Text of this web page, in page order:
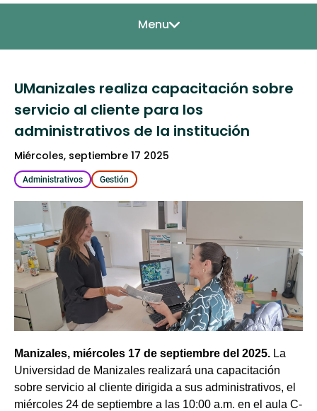
Menu
UManizales realiza capacitación sobre
servicio al cliente para los
administrativos de la institución
miércoles, septiembre 17 2025
Administrativos Gestión
Manizales, miércoles 17 de septiembre del 2025. La
Universidad de Manizales realizará una capacitación
sobre servicio al cliente dirigida a sus administrativos, el
miércoles 24 de septiembre a las 10:00 a.m. en el aula C-